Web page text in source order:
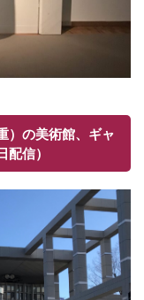
）の美術館、ギャ
信）